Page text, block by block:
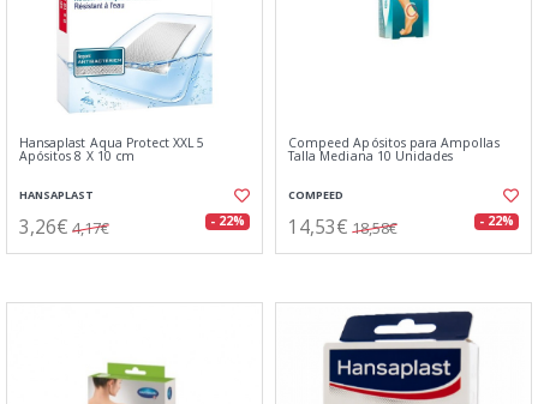
Hansaplast Aqua Protect XXL 5
Apósitos 8 X 10 cm
HANSAPLAST
3,26€ 4,17€ - 22%
Compeed Apósitos para Ampollas
Talla Mediana 10 Unidades
COMPEED
14,53€ 18,58€ - 22%